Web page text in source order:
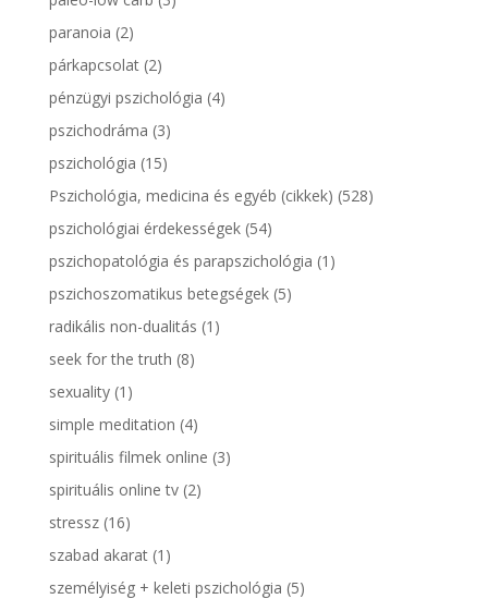
paranoia (2)
párkapcsolat(2)
pénzügyi pszichológia (4)
pszichodráma (3)
pszichológia (15)
Pszichológia, medicina és egyéb (cikkek) (528)
pszichológiai érdekességek(54)
pszichopatológia és parapszichológia (1)
pszichoszomatikus betegségek(5)
radikális non-dualitás (1)
seek for the truth (8)
sexuality(1)
simple meditation (4)
spirituális filmek online (3)
spirituális online tv(2)
stressz(16)
szabad akarat(1)
személyiség + keleti pszichológia (5)